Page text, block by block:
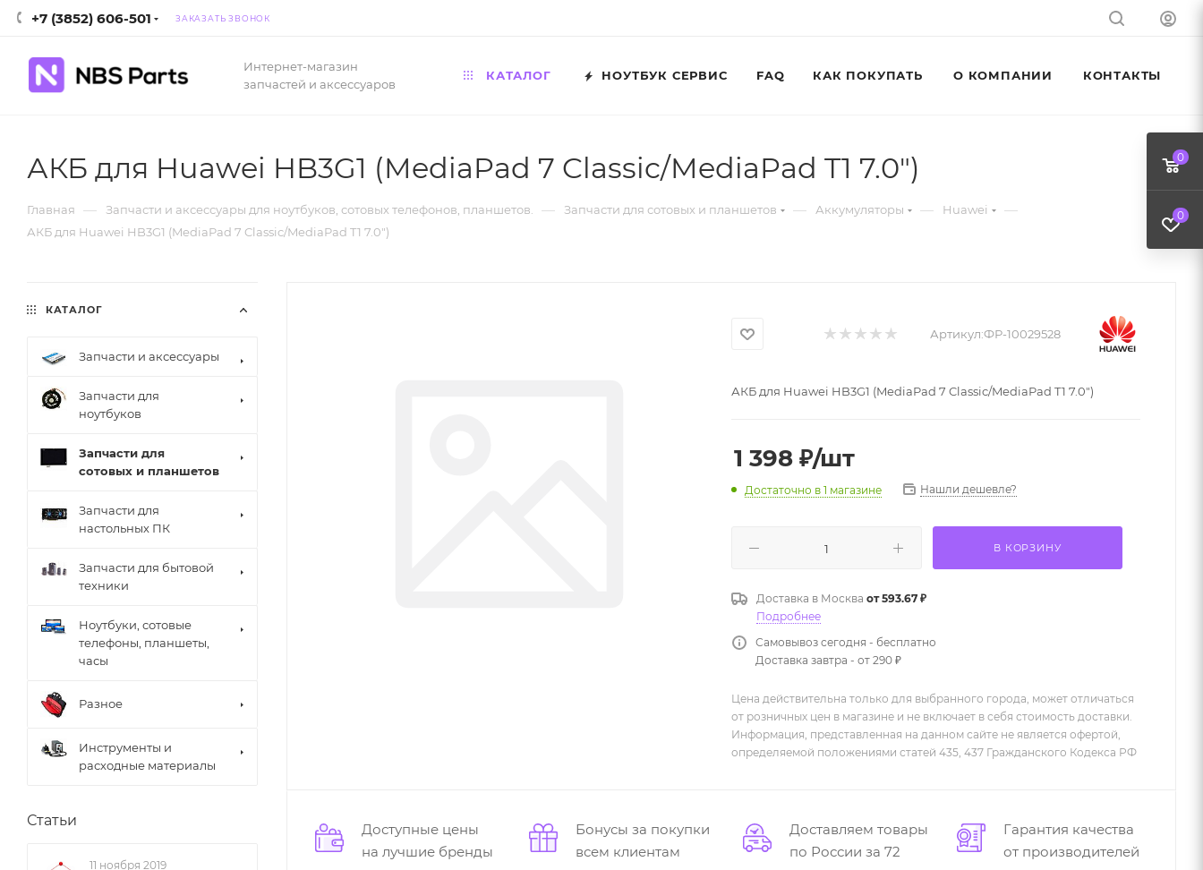
+7 (3852) 606-501 ЗАКАЗАТЬ ЗВОНОК
Интернет-магазин
запчастей и аксессуаров
КАТАЛОГ НОУТБУК СЕРВИС FAQ КАК ПОКУПАТЬ О КОМПАНИИ КОНТАКТЫ
АКБ для Huawei HB3G1 (MediaPad 7 Classic/MediaPad T1 7.0")
Главная — Запчасти и аксессуары для ноутбуков, сотовых телефонов, планшетов. — Запчасти для сотовых и планшетов — Аккумуляторы — Huawei —
АКБ для Huawei HB3G1 (MediaPad 7 Classic/MediaPad T1 7.0")
Артикул:ФР-10029528
АКБ для Huawei HB3G1 (MediaPad 7 Classic/MediaPad T1 7.0")
1 398 ₽/шт
Достаточно в 1 магазине Нашли дешевле?
В КОРЗИНУ
Доставка в Москва от 593.67 ₽
Подробнее
Самовывоз сегодня - бесплатно
Доставка завтра - от 290 ₽
Цена действительна только для выбранного города, может отличаться
от розничных цен в магазине и не включает в себя стоимость доставки.
Информация, представленная на данном сайте не является офертой,
определяемой положениями статей 435, 437 Гражданского Кодекса РФ
Доступные цены
на лучшие бренды
Бонусы за покупки
всем клиентам
Доставляем товары
по России за 72
Гарантия качества
от производителей
КАТАЛОГ
Запчасти и аксессуары
Запчасти для
ноутбуков
Запчасти для
сотовых и планшетов
Запчасти для
настольных ПК
Запчасти для бытовой
техники
Ноутбуки, сотовые
телефоны, планшеты,
часы
Разное
Инструменты и
расходные материалы
Статьи
11 ноября 2019
0
0